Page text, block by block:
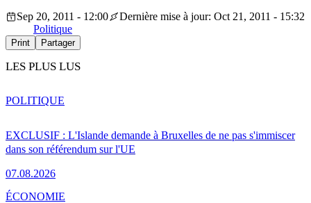
Sep 20, 2011 - 12:00
Dernière mise à jour: Oct 21, 2011 - 15:32
Politique
Print Partager
LES PLUS LUS
EXCLUSIF : L'Islande demande à Bruxelles de ne pas s'immiscer
dans son référendum sur l'UE
07.08.2026
POLITIQUE
ÉCONOMIE